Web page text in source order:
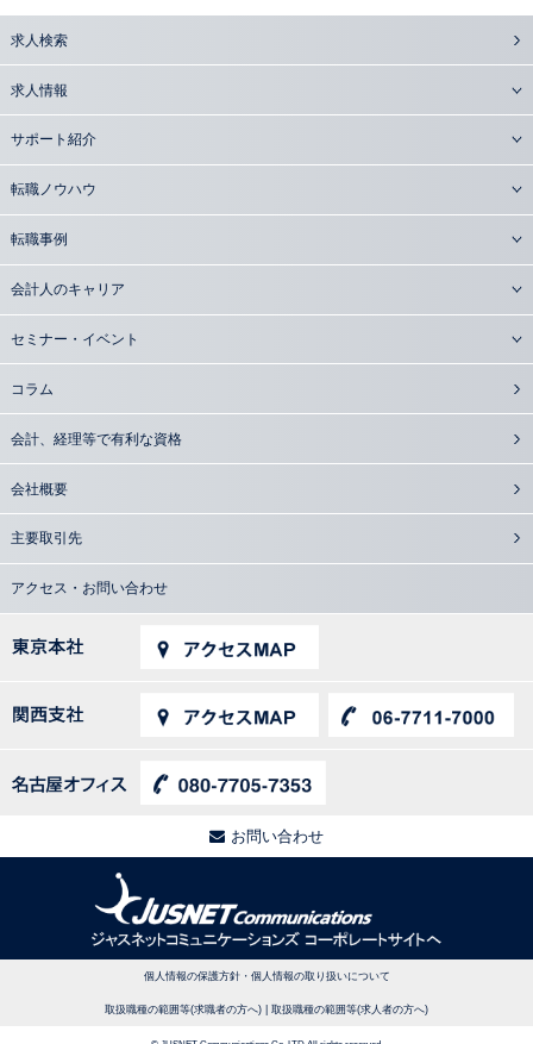
求人検索
求人情報
サポート紹介
転職ノウハウ
転職事例
会計人のキャリア
セミナー・イベント
コラム
会計、経理等で有利な資格
会社概要
主要取引先
アクセス・お問い合わせ
お問い合わせ
個人情報の保護方針・個人情報の取り扱いについて
取扱職種の範囲等(求職者の方へ) 取扱職種の範囲等(求人者の方へ)